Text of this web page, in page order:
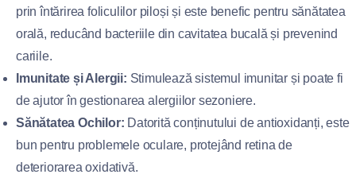
prin întărirea foliculilor piloși și este benefic pentru sănătatea
orală, reducând bacteriile din cavitatea bucală și prevenind
cariile.
Imunitate și Alergii: Stimulează sistemul imunitar și poate fi
de ajutor în gestionarea alergiilor sezoniere.
Sănătatea Ochilor: Datorită conținutului de antioxidanți, este
bun pentru problemele oculare, protejând retina de
deteriorarea oxidativă.